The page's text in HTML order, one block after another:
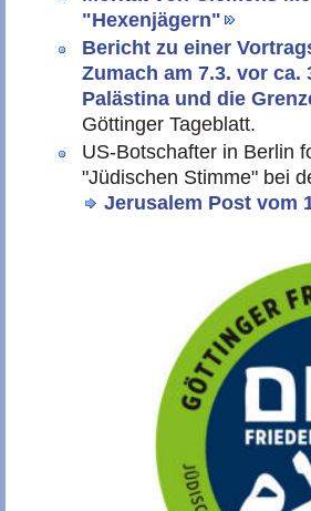
"Hexenjägern"
Bericht zu einer
Zumach am 7.3. vor
Palästina und die
Göttinger Tageblatt.
US-Botschafter in Berlin
"Jüdischen Stimme" bei
Jerusalem Post vom